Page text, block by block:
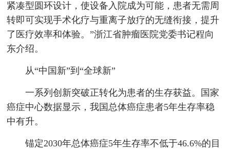
紧凑型圆环设计，使设备入院成为可能，患者无需周
转即可实现手术化疗与重离子放疗的无缝衔接，提升
了医疗效率和体验。”浙江省肿瘤医院党委书记程向
东介绍。
从“中国新”到“全球新”
一系列创新突破正转化为患者的生存获益。国家
癌症中心数据显示，我国总体癌症患者5年生存率稳
中有升。
锚定2030年总体癌症5年生存率不低于46.6%的目